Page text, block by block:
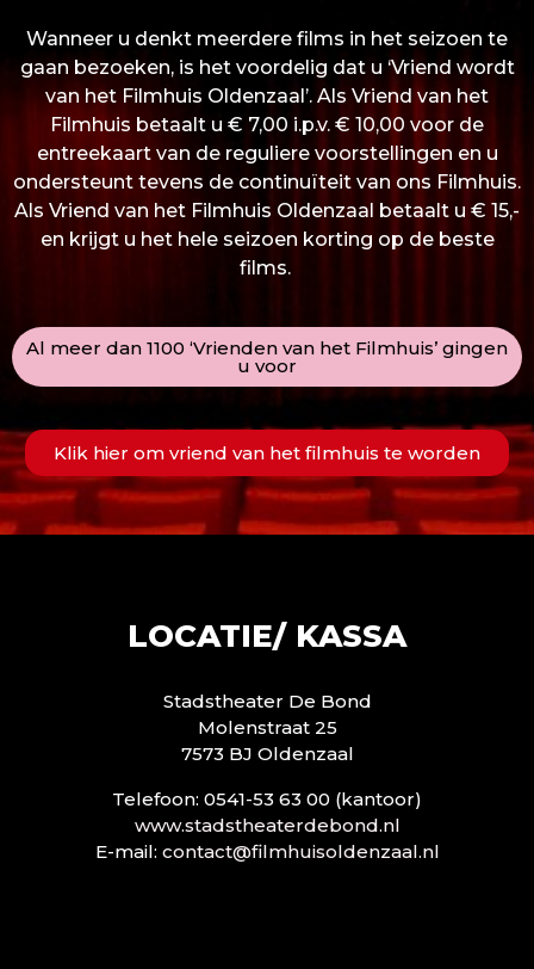
Wanneer u denkt meerdere films in het seizoen te
gaan bezoeken, is het voordelig dat u ‘Vriend wordt
van het Filmhuis Oldenzaal’. Als Vriend van het
Filmhuis betaalt u € 7,00 i.p.v. € 10,00 voor de
entreekaart van de reguliere voorstellingen en u
ondersteunt tevens de continuïteit van ons Filmhuis.
Als Vriend van het Filmhuis Oldenzaal betaalt u € 15,-
en krijgt u het hele seizoen korting op de beste
films.
Al meer dan 1100 ‘Vrienden van het Filmhuis’ gingen
u voor
Klik hier om vriend van het filmhuis te worden
LOCATIE/ KASSA
Stadstheater De Bond
Molenstraat 25
7573 BJ Oldenzaal
Telefoon: 0541-53 63 00 (kantoor)
www.stadstheaterdebond.nl
E-mail: contact@filmhuisoldenzaal.nl